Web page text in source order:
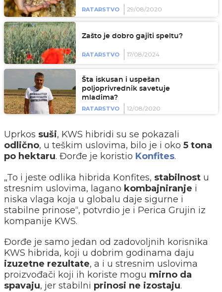
RATARSTVO 29/08/2020
Zašto je dobro gajiti speltu?
RATARSTVO 17/08/2024
Šta iskusan i uspešan
poljoprivrednik savetuje
mladima?
RATARSTVO
12/08/2020
Uprkos suši, KWS hibridi su se pokazali
odlično, u teškim uslovima, bilo je i oko 5 tona
po hektaru. Đorđe je koristio Konfites.
„To i jeste odlika hibrida Konfites, stabilnost u
stresnim uslovima, lagano kombajniranje i
niska vlaga koja u globalu daje sigurne i
stabilne prinose“, potvrdio je i Perica Grujin iz
kompanije KWS.
Đorđe je samo jedan od zadovoljnih korisnika
KWS hibrida, koji u dobrim godinama daju
izuzetne rezultate, a i u stresnim uslovima
proizvođači koji ih koriste mogu mirno da
spavaju, jer stabilni prinosi ne izostaju.